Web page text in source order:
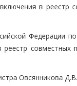
в реестр
Федерации
совместных
Овсянникова Д.В.